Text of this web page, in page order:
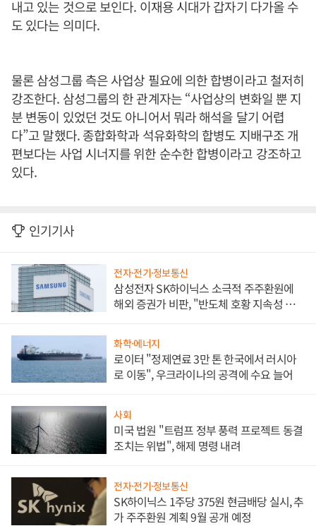
내고 있는 것으로 보인다. 이재용 시대가 갑자기 다가올 수
도 있다는 의미다.
물론 삼성그룹 측은 사업상 필요에 의한 합병이라고 철저히
강조한다. 삼성그룹의 한 관계자는 “사업상의 변화일 뿐 지
분 변동이 있었던 것도 아니어서 뭐라 해석을 달기 어렵
다”고 말했다. 종합화학과 석유화학의 합병도 지배구조 개
편보다는 사업 시너지를 위한 순수한 합병이라고 강조하고
있다.
인기기사
전자·전기·정보통신
삼성전자 SK하이닉스 소극적 주주환원에
해외 증권가 비판, "반도체 호황 지속성 의
화학·에너지
로이터 "정제연료 3만 톤 한국에서 러시아
로 이동", 우크라이나의 공격에 수요 늘어
사회
미국 법원 "트럼프 정부 풍력 프로젝트 동결
조치는 위법", 해제 명령 내려
전자·전기·정보통신
SK하이닉스 1주당 375원 현금배당 실시, 추
가 주주환원 계획 9월 공개 예정